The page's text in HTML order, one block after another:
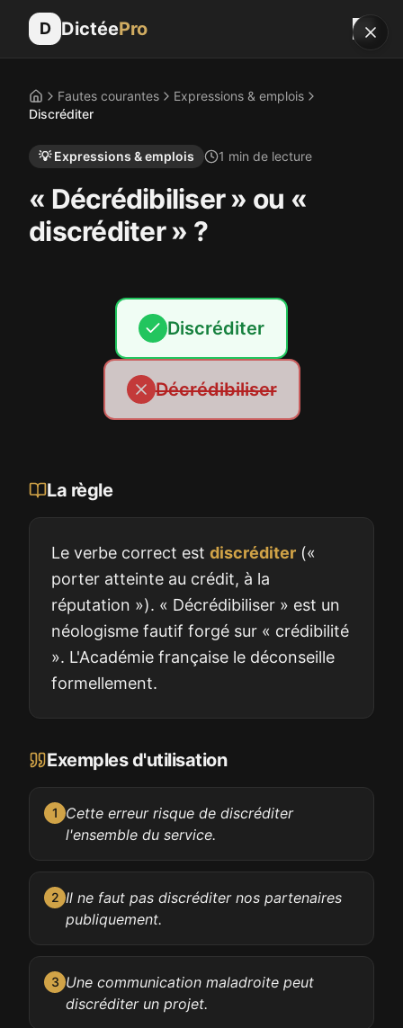
D DictéePro
AccueilFautes courantes
Expressions & emplois
Discréditer
💡 Expressions & emplois 1 min de lecture
« Décrédibiliser » ou «
discréditer » ?
Discréditer
Décrédibiliser
La règle
Le verbe correct est discréditer («
porter atteinte au crédit, à la
réputation »). « Décrédibiliser » est un
néologisme fautif forgé sur « crédibilité
». L'Académie française le déconseille
formellement.
Exemples d'utilisation
1
Cette erreur risque de discréditer
l'ensemble du service.
2 Il ne faut pas discréditer nos partenaires
publiquement.
3 Une communication maladroite peut
discréditer un projet.